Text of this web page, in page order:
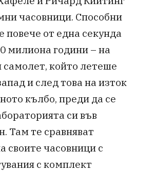
часовници. Способни
повече от една секунда
милиона години – на
самолет, който летеше
и след това на изток
кълбо, преди да се
си във
Там те сравняват
своите часовници с
с комплект